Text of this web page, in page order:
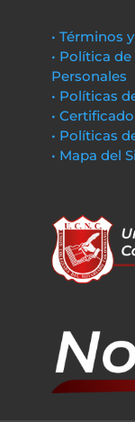
• Términos
• Política
Personales
• Políticas
•
• Políticas
• Mapa del